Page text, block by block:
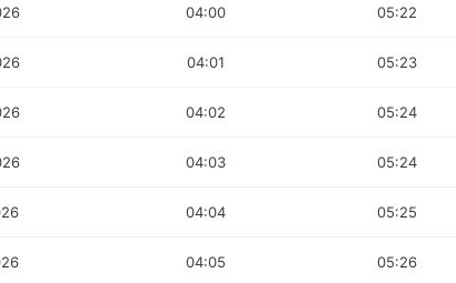
04:00 05:22
04:01 05:23
04:02 05:24
04:03 05:24
04:04 05:25
04:05 05:26